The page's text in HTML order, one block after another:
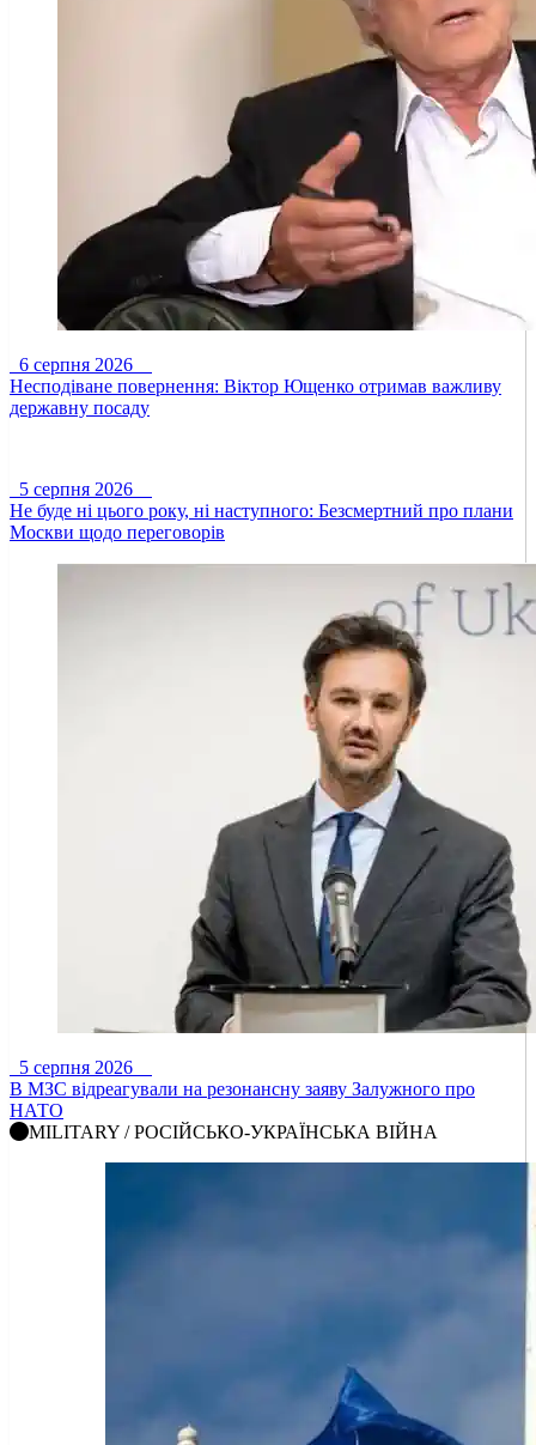
6 серпня 2026
Несподіване повернення: Віктор Ющенко отримав важливу
державну посаду
5 серпня 2026
Не буде ні цього року, ні наступного: Безсмертний про плани
Москви щодо переговорів
5 серпня 2026
В МЗС відреагували на резонансну заяву Залужного про
НАТО
MILITARY / РОСІЙСЬКО-УКРАЇНСЬКА ВІЙНА